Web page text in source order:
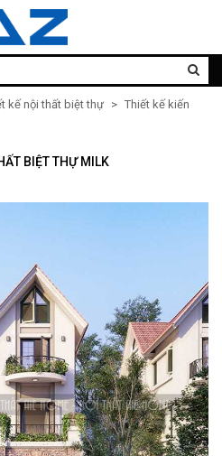
kế nội thất biệt thự > Thiết kế kiến
BIỆT THỰ MILK